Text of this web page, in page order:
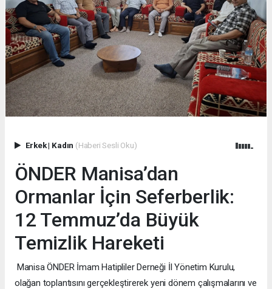
Erkek| Kadın (Haberi Sesli Oku)
ÖNDER Manisa’dan
Ormanlar İçin Seferberlik:
12 Temmuz’da Büyük
Temizlik Hareketi
Manisa ÖNDER İmam Hatipliler Derneği İl Yönetim Kurulu,
olağan toplantısını gerçekleştirerek yeni dönem çalışmalarını ve